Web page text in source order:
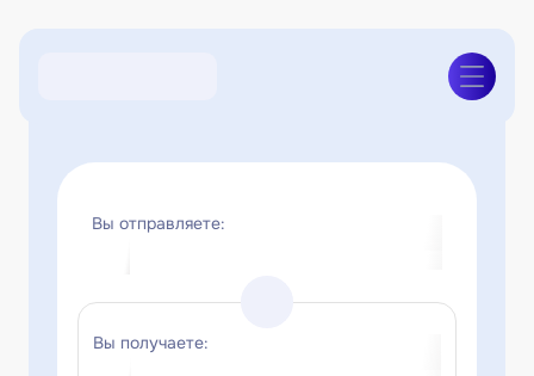
Вы отправляете:
Вы получаете: